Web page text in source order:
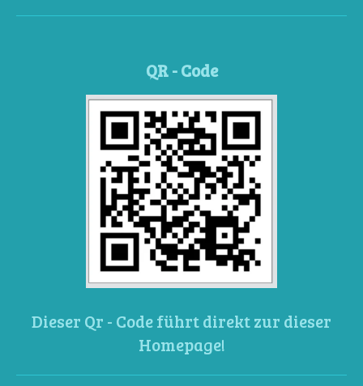
QR - Code
Dieser Qr - Code führt direkt zur dieser
Homepage!